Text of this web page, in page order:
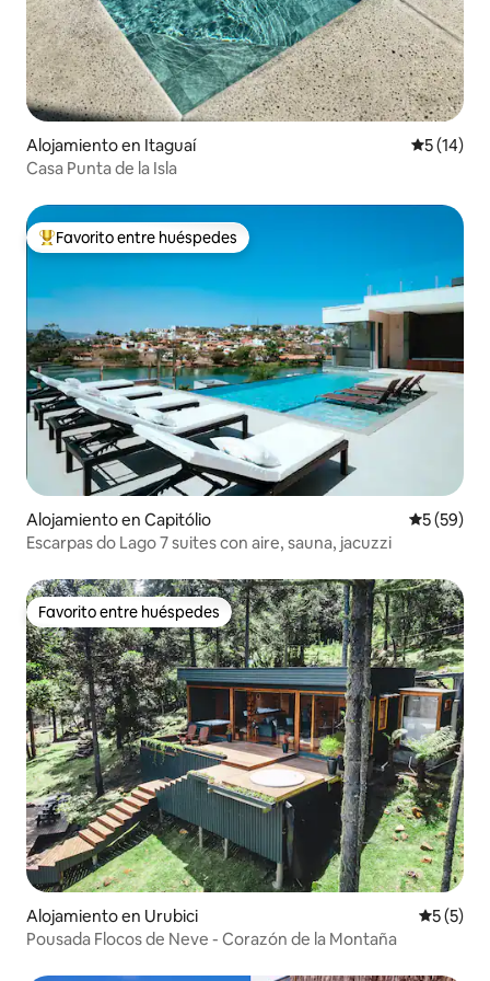
Alojamiento en Itaguaí
5 (14)
Casa Punta de la Isla
Favorito entre los huéspedes más destacados
Favorito entre huéspedes
Alojamiento en Capitólio
5 (59)
Escarpas do Lago 7 suites con aire, sauna, jacuzzi
Favorito entre huéspedes
Favorito entre huéspedes
Alojamiento en Urubici
5 (5)
Pousada Flocos de Neve - Corazón de la Montaña